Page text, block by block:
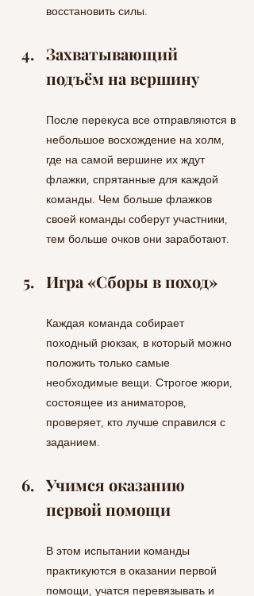
восстановить силы.
Захватывающий
подъём на вершину
После перекуса все отправляются в
небольшое восхождение на холм,
где на самой вершине их ждут
флажки, спрятанные для каждой
команды. Чем больше флажков
своей команды соберут участники,
тем больше очков они заработают.
Игра «Сборы в поход»
Каждая команда собирает
походный рюкзак, в который можно
положить только самые
необходимые вещи. Строгое жюри,
состоящее из аниматоров,
проверяет, кто лучше справился с
заданием.
Учимся оказанию
первой помощи
В этом испытании команды
практикуются в оказании первой
помощи, учатся перевязывать и